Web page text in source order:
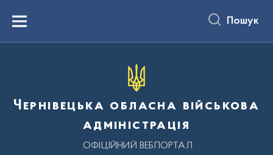
вмістуMenu Пошук
Чернівецька обласна військова
адміністрація
ОФІЦІЙНИЙ ВЕБПОРТАЛ